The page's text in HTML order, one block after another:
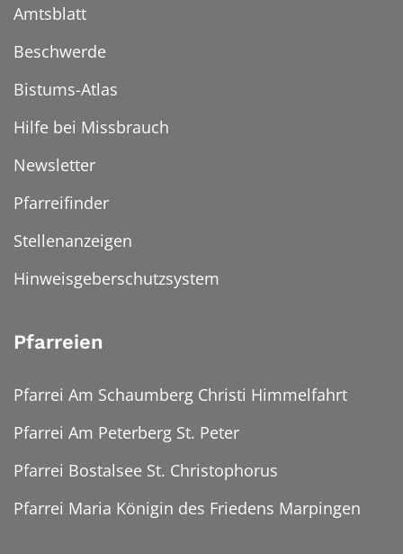
Amtsblatt
Beschwerde
Bistums-Atlas
Hilfe bei Missbrauch
Newsletter
Pfarreifinder
Stellenanzeigen
Hinweisgeberschutzsystem
Pfarreien
Pfarrei Am Schaumberg Christi Himmelfahrt
Pfarrei Am Peterberg St. Peter
Pfarrei Bostalsee St. Christophorus
Pfarrei Maria Königin des Friedens Marpingen